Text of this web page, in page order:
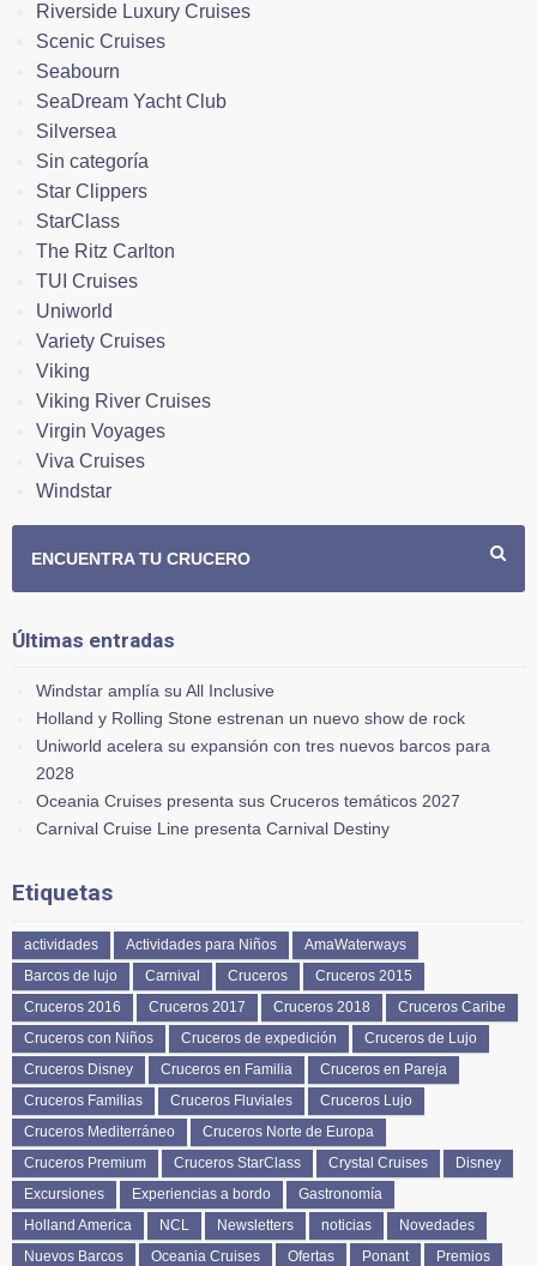
Riverside Luxury Cruises
Scenic Cruises
Seabourn
SeaDream Yacht Club
Silversea
Sin categoría
Star Clippers
StarClass
The Ritz Carlton
TUI Cruises
Uniworld
Variety Cruises
Viking
Viking River Cruises
Virgin Voyages
Viva Cruises
Windstar
ENCUENTRA TU CRUCERO
Últimas entradas
Windstar amplía su All Inclusive
Holland y Rolling Stone estrenan un nuevo show de rock
Uniworld acelera su expansión con tres nuevos barcos para
2028
Oceania Cruises presenta sus Cruceros temáticos 2027
Carnival Cruise Line presenta Carnival Destiny
Etiquetas
actividades Actividades para Niños
AmaWaterways
Barcos de lujo
Carnival Cruceros
Cruceros 2015
Cruceros 2016
Cruceros 2017 Cruceros 2018
Cruceros Caribe
Cruceros con Niños
Cruceros de expedición
Cruceros de Lujo
Cruceros Disney
Cruceros en Familia
Cruceros en Pareja
Cruceros Familias
Cruceros Fluviales
Cruceros Lujo
Cruceros Mediterráneo
Cruceros Norte de Europa
Cruceros Premium
Cruceros StarClass Crystal Cruises
Disney
Excursiones
Experiencias a bordo
Gastronomía
Holland America
NCL Newsletters noticias
Novedades
Nuevos Barcos
Oceania Cruises Ofertas Ponant
Premios